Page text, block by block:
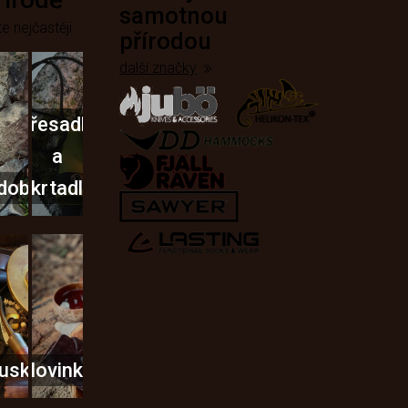
nejčastěji
Křesadla
a
škrtadla
Novinky
samotnou
přírodou
další značky